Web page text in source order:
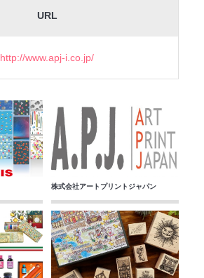
URL
http://www.apj-i.co.jp/
株式会社アートプリントジャパン